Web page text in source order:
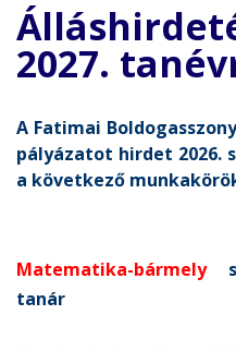
2027.
A Fatimai
pályázatot hirdet 2026.
a következő
Matematika-bármely
tanár